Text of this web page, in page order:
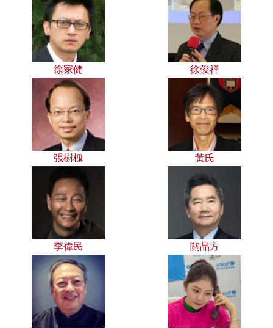
徐家健 徐俊祥
張樹槐 黃氏
李偉民 關品方